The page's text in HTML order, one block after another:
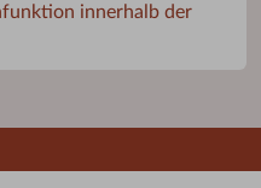
innerhalb der